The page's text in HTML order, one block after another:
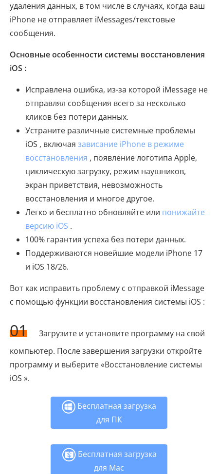
удаления данных, в том числе в случаях, когда ваш
iPhone не отправляет iMessages/текстовые
сообщения.
Основные особенности системы восстановления
iOS :
Исправлена ​​ошибка, из-за которой iMessage не
отправлял сообщения всего за несколько
кликов без потери данных.
Устраните различные системные проблемы
iOS , включая зависание iPhone в режиме
восстановления , появление логотипа Apple,
циклическую загрузку, режим наушников,
экран приветствия, невозможность
восстановления и многое другое.
Легко и бесплатно обновляйте или понижайте
версию iOS .
100% гарантия успеха без потери данных.
Поддерживаются новейшие модели iPhone 17
и iOS 18/26.
Вот как исправить проблему с отправкой iMessage
с помощью функции восстановления системы iOS :
01
Загрузите и установите программу на свой
компьютер. После завершения загрузки откройте
программу и выберите «Восстановление системы
iOS ».
Бесплатная загрузка
для ПК
Бесплатная загрузка
для Mac